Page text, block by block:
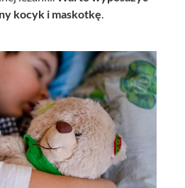
kocyk i maskotkę